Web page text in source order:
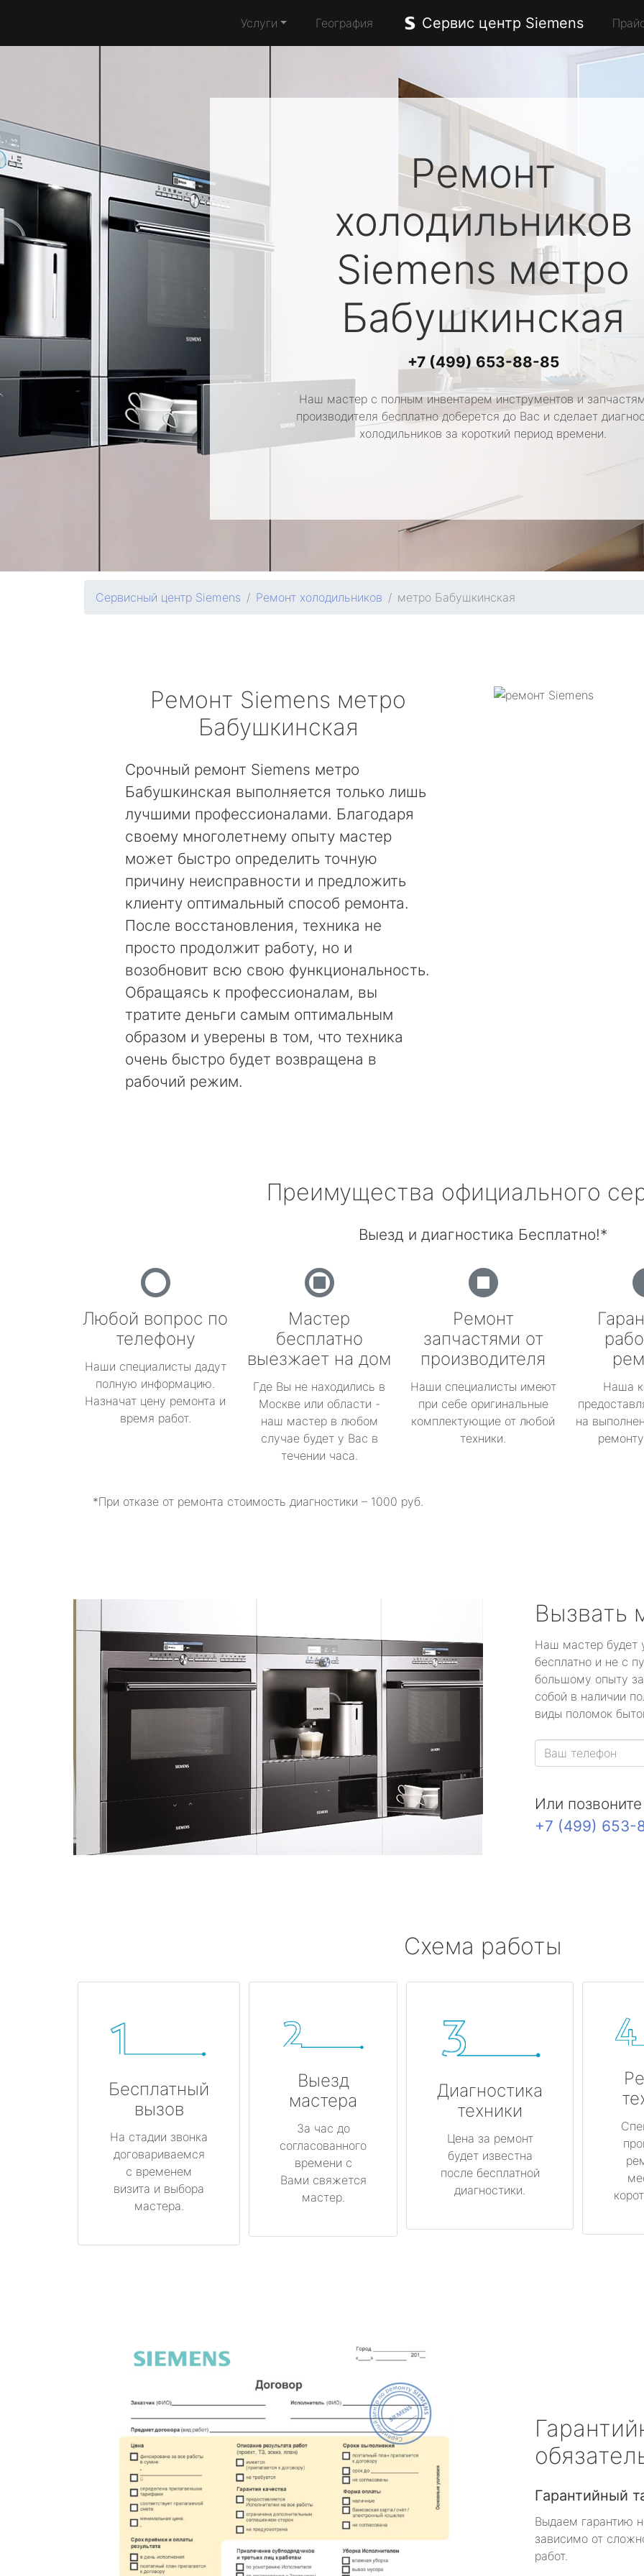
Услуги География Сервис центр Siemens
Ремонт
холодильников
Siemens метро
Бабушкинская
+7 (499) 653-88-85
Наш мастер с полным инвентарем инструментов и
производителя бесплатно доберется до Вас и сделает
холодильников за короткий период времени.
Сервисный центр Siemens Ремонт холодильников метро Бабушкинская
Ремонт Siemens метро
Бабушкинская
Срочный ремонт Siemens метро
Бабушкинская выполняется только лишь
лучшими профессионалами. Благодаря
своему многолетнему опыту мастер
может быстро определить точную
причину неисправности и предложить
клиенту оптимальный способ ремонта.
После восстановления, техника не
просто продолжит работу, но и
возобновит всю свою функциональность.
Обращаясь к профессионалам, вы
тратите деньги самым оптимальным
образом и уверены в том, что техника
очень быстро будет возвращена в
рабочий режим.
Преимущества официального
Выезд и диагностика Бесплатно!*
Любой вопрос по
телефону
Наши специалисты дадут
полную информацию.
Назначат цену ремонта и
время работ.
Мастер
бесплатно
выезжает на дом
Где Вы не находились в
Москве или области -
наш мастер в любом
случае будет у Вас в
течении часа.
Ремонт
запчастями от
производителя
Наши специалисты имеют
при себе оригинальные
комплектующие от любой
техники.
Наша
на
*При отказе от ремонта стоимость диагностики – 1000 руб.
Вызвать
Наш мастер будет
бесплатно и не с
большому опыту
собой в наличии
виды поломок
Или
+7 (499) 653-
Схема работы
Бесплатный
вызов
На стадии звонка
договариваемся
с временем
визита и выбора
мастера.
Выезд
мастера
За час до
согласованного
времени с
Вами свяжется
мастер.
Диагностика
техники
Цена за ремонт
будет известна
после бесплатной
диагностики.
Гарантийный
Выдаем гарантию
зависимо от
работ.